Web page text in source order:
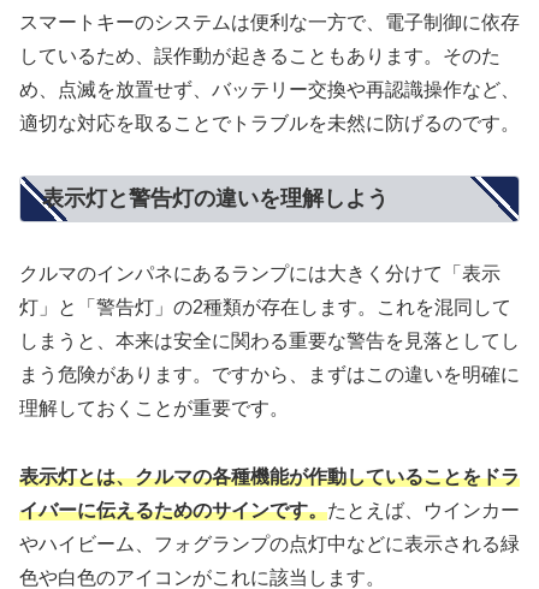
スマートキーのシステムは便利な一方で、電子制御に依存
しているため、誤作動が起きることもあります。そのた
め、点滅を放置せず、バッテリー交換や再認識操作など、
適切な対応を取ることでトラブルを未然に防げるのです。
表示灯と警告灯の違いを理解しよう
クルマのインパネにあるランプには大きく分けて「表示
灯」と「警告灯」の2種類が存在します。これを混同して
しまうと、本来は安全に関わる重要な警告を見落としてし
まう危険があります。ですから、まずはこの違いを明確に
理解しておくことが重要です。
表示灯とは、クルマの各種機能が作動していることをドラ
イバーに伝えるためのサインです。たとえば、ウインカー
やハイビーム、フォグランプの点灯中などに表示される緑
色や白色のアイコンがこれに該当します。